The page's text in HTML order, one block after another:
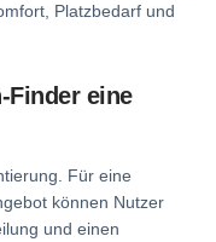
Platzbedarf und
Finder eine
Für eine
können Nutzer
und einen